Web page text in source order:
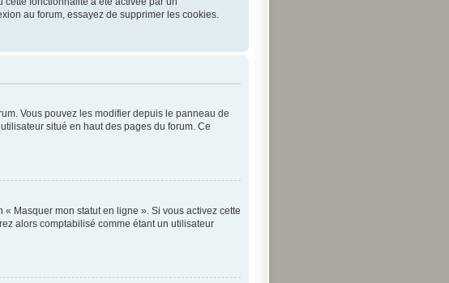
au forum, essayez de supprimer les cookies.
Vous pouvez les modifier depuis le panneau de
situé en haut des pages du forum. Ce
Masquer mon statut en ligne ». Si vous activez cette
alors comptabilisé comme étant un utilisateur